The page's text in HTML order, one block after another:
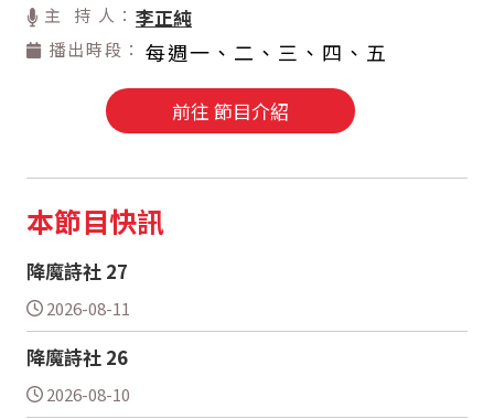
主 持 人： 李正純
播出時段： 每週一、二、三、四、五
前往 節目介紹
本節目快訊
降魔詩社 27
2026-08-11
降魔詩社 26
2026-08-10